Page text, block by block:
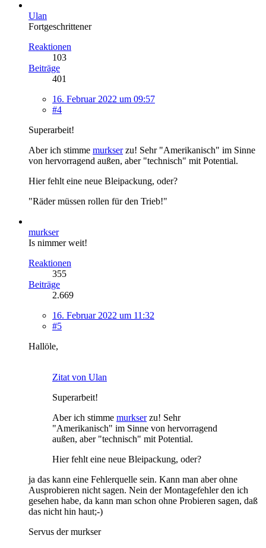
Ulan
Fortgeschrittener
Reaktionen
103
Beiträge
401
16. Februar 2022 um 09:57
#4
Superarbeit!
Aber ich stimme murkserzu! Sehr "Amerikanisch" im Sinne
von hervorragend außen, aber "technisch" mit Potential.
Hier fehlt eine neue Bleipackung, oder?
"Räder müssen rollen für den Trieb!"
murkser
Is nimmer weit!
Reaktionen
355
Beiträge
2.669
16. Februar 2022 um 11:32
#5
Hallöle,
Zitat von Ulan
Superarbeit!
Aber ich stimme murkserzu! Sehr
"Amerikanisch" im Sinne von hervorragend
außen, aber "technisch" mit Potential.
Hier fehlt eine neue Bleipackung, oder?
ja das kann eine Fehlerquelle sein. Kann man aber ohne
Ausprobieren nicht sagen. Nein der Montagefehler den ich
gesehen habe, da kann man schon ohne Probieren sagen, daß
das nicht hin haut;-)
Servus der murkser